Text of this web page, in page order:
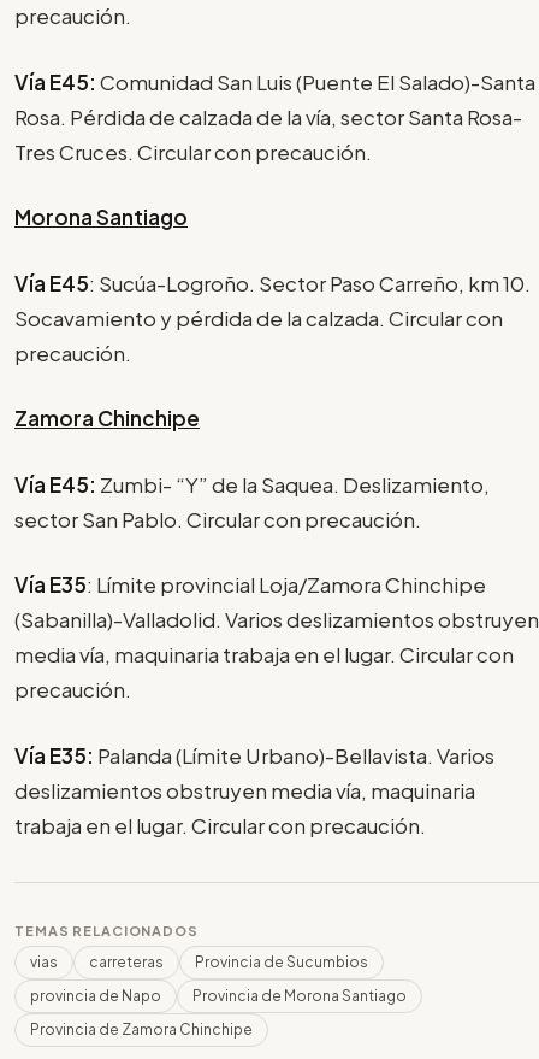
precaución.
Vía E45: Comunidad San Luis (Puente El Salado)-Santa
Rosa. Pérdida de calzada de la vía, sector Santa Rosa-
Tres Cruces. Circular con precaución.
Morona Santiago
Vía E45: Sucúa-Logroño. Sector Paso Carreño, km 10.
Socavamiento y pérdida de la calzada. Circular con
precaución.
Zamora Chinchipe
Vía E45: Zumbi- “Y” de la Saquea. Deslizamiento,
sector San Pablo. Circular con precaución.
Vía E35: Límite provincial Loja/Zamora Chinchipe
(Sabanilla)-Valladolid. Varios deslizamientos obstruyen
media vía, maquinaria trabaja en el lugar. Circular con
precaución.
Vía E35: Palanda (Límite Urbano)-Bellavista. Varios
deslizamientos obstruyen media vía, maquinaria
trabaja en el lugar. Circular con precaución.
TEMAS RELACIONADOS
vias carreteras
Provincia de Sucumbios
provincia de Napo
Provincia de Morona Santiago
Provincia de Zamora Chinchipe